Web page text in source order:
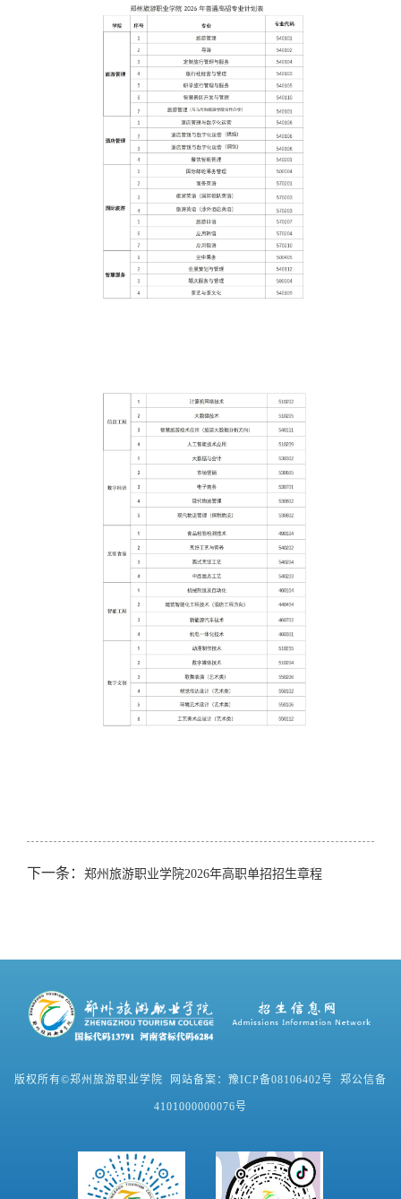
下一条： 郑州旅游职业学院2026年高职单招招生章程
版权所有©郑州旅游职业学院 网站备案：豫ICP备08106402号 郑公信备
4101000000076号